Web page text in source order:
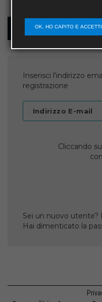
Recupera username
Inserisci l'indirizzo
registrazione
Indirizzo E-mail
Cliccando
Sei un nuovo utente?
Hai dimenticato la
OK, HO CAPITO E